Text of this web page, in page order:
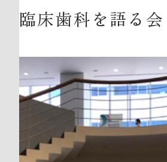
臨床歯科を語る会